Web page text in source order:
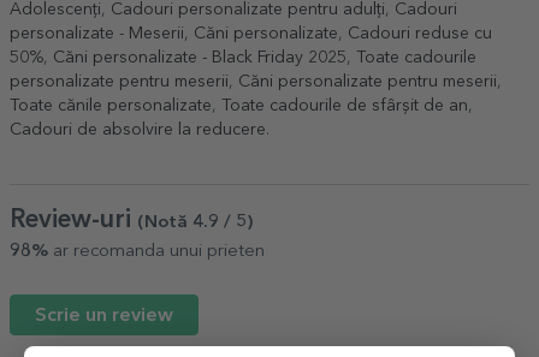
Adolescenți, Cadouri personalizate pentru adulți, Cadouri
personalizate - Meserii, Căni personalizate, Cadouri reduse cu
50%, Căni personalizate - Black Friday 2025,
Toate cadourile
personalizate pentru meserii, Căni personalizate pentru meserii,
Toate cănile personalizate, Toate cadourile de sfârșit de an,
Cadouri de absolvire la reducere.
Review-uri (Notă 4.9 / 5 )
98% ar recomanda unui prieten
Scrie un review